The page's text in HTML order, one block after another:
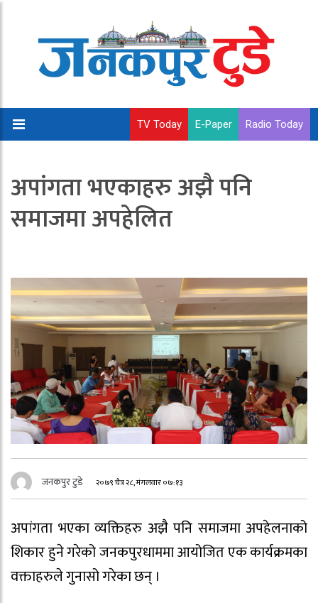
TV Today E-Paper Radio Today
अपांगता भएकाहरु अझै पनि
समाजमा अपहेलित
जनकपुर टुडे २०७९ चैत्र २८, मंगलवार ०७:१३
अपांगता भएका व्यक्तिहरु अझै पनि समाजमा अपहेलनाको
शिकार हुने गरेको जनकपुरधाममा आयोजित एक कार्यक्रमका
वक्ताहरुले गुनासो गरेका छन् ।